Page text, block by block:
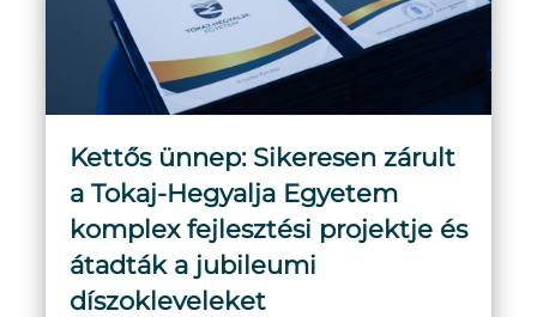
Kettős ünnep: Sikeresen zárult
a Tokaj-Hegyalja Egyetem
komplex fejlesztési projektje és
átadták a jubileumi
díszokleveleket